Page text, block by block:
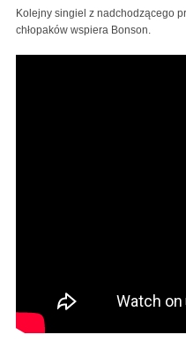
Kolejny singiel z nadchodzącego
chłopaków wspiera Bonson.